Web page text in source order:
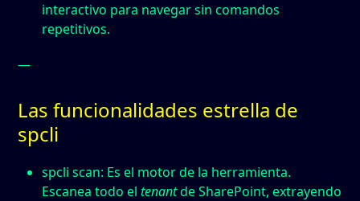
interactivo para navegar sin comandos
repetitivos.
—
Las funcionalidades estrella de
spcli
spcli scan: Es el motor de la herramienta.
Escanea todo eltenantde SharePoint, extrayendo